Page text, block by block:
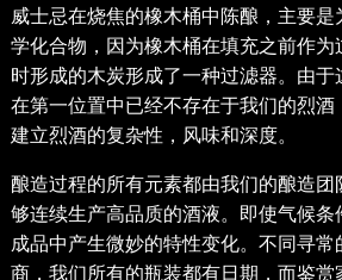
威士忌在烧焦的橡木桶中陈酿，主要
学化合物，因为橡木桶在填充之前作
时形成的木炭形成了一种过滤器。由
在第一位置中已经不存在于我们的烈
建立烈酒的复杂性，风味和深度。
酿造过程的所有元素都由我们的酿造
够连续生产高品质的酒液。即使气候
成品中产生微妙的特性变化。不同寻
商，我们所有的瓶装都有日期，而鉴